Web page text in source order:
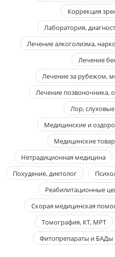
Коррекция
Лаборатория,
Лечение алкоголизма,
Лечение
Лечение за рубежом,
Лечение позвоночника,
Лор,
Медицинские и
Медицинские
Нетрадиционная медицина
Похудение, диетолог
Реабилитационные
Скорая медицинская
Томография, КТ, МРТ
Фитопрепараты и БАДы